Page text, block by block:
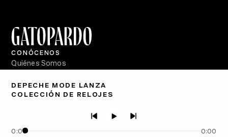
DEPECHE MODE LANZA
COLECCIÓN DE RELOJES
0:00 0:00
CONÓCENOS
Quiénes Somos
PÓDCASTS
Crecer en Distopía